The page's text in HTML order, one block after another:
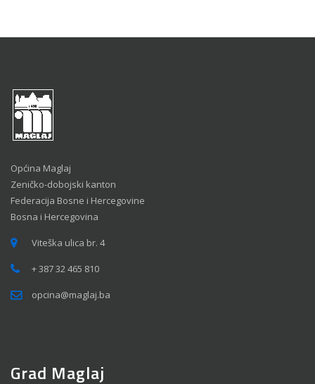
Općina Maglaj
Zeničko-dobojski kanton
Federacija Bosne i Hercegovine
Bosna i Hercegovina
Viteška ulica br. 4
+ 387 32 465 810
opcina@maglaj.ba
Grad Maglaj